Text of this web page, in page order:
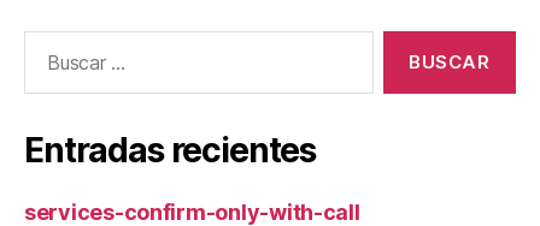
Entradas recientes
services-confirm-only-with-call